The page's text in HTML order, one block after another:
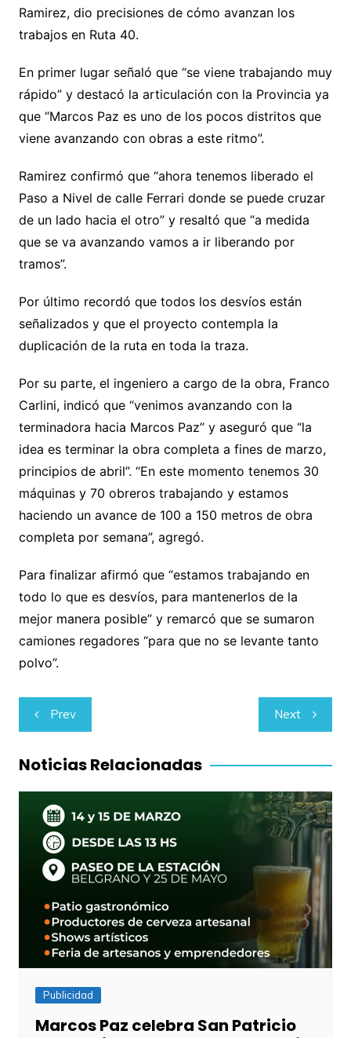
Ramirez, dio precisiones de cómo avanzan los
trabajos en Ruta 40.
En primer lugar señaló que “se viene trabajando muy
rápido” y destacó la articulación con la Provincia ya
que “Marcos Paz es uno de los pocos distritos que
viene avanzando con obras a este ritmo”.
Ramirez confirmó que “ahora tenemos liberado el
Paso a Nivel de calle Ferrari donde se puede cruzar
de un lado hacia el otro” y resaltó que “a medida
que se va avanzando vamos a ir liberando por
tramos”.
Por último recordó que todos los desvíos están
señalizados y que el proyecto contempla la
duplicación de la ruta en toda la traza.
Por su parte, el ingeniero a cargo de la obra, Franco
Carlini, indicó que “venimos avanzando con la
terminadora hacia Marcos Paz” y aseguró que “la
idea es terminar la obra completa a fines de marzo,
principios de abril”. “En este momento tenemos 30
máquinas y 70 obreros trabajando y estamos
haciendo un avance de 100 a 150 metros de obra
completa por semana”, agregó.
Para finalizar afirmó que “estamos trabajando en
todo lo que es desvíos, para mantenerlos de la
mejor manera posible” y remarcó que se sumaron
camiones regadores “para que no se levante tanto
polvo”.
Navegación
de
entradas
Prev Next
Noticias Relacionadas
Publicidad
Marcos Paz celebra San Patricio